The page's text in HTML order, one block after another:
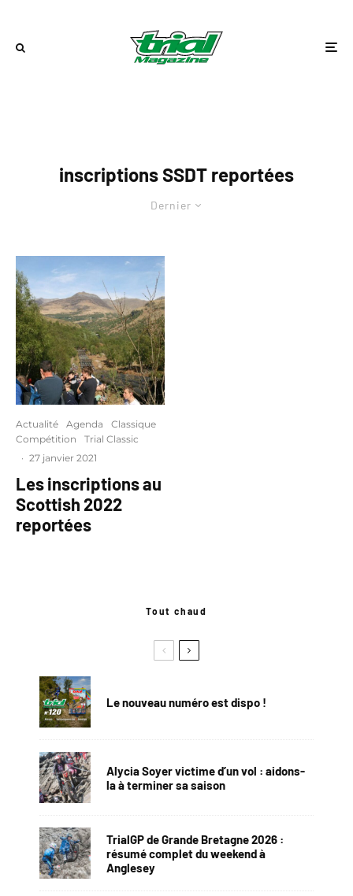
inscriptions SSDT reportées
Dernier
Actualité Agenda
Classique
Compétition
Trial Classic
· 27 janvier 2021
Les inscriptions au
Scottish 2022
reportées
Tout chaud
Le nouveau numéro est dispo !
Alycia Soyer victime d’un vol : aidons-
la à terminer sa saison
TrialGP de Grande Bretagne 2026 :
résumé complet du weekend à
Anglesey